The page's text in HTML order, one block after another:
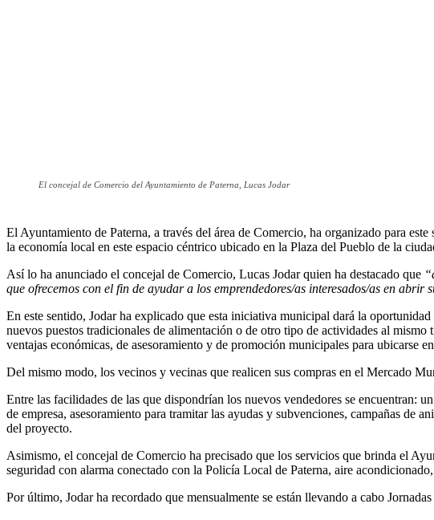
El concejal de Comercio del Ayuntamiento de Paterna, Lucas Jodar
El Ayuntamiento de Paterna, a través del área de Comercio, ha organizado para
la economía local en este espacio céntrico ubicado en la Plaza del Pueblo de la
Así lo ha anunciado el concejal de Comercio, Lucas Jodar quien ha destacado que
que ofrecemos con el fin de ayudar a los emprendedores/as interesados/as en
En este sentido, Jodar ha explicado que esta iniciativa municipal dará la
nuevos puestos tradicionales de alimentación o de otro tipo de actividades al
ventajas económicas, de asesoramiento y de promoción municipales para ubicarse
Del mismo modo, los vecinos y vecinas que realicen sus compras en el Mercado
Entre las facilidades de las que dispondrían los nuevos vendedores se encuentran:
de empresa, asesoramiento para tramitar las ayudas y subvenciones, campañas
del proyecto.
Asimismo, el concejal de Comercio ha precisado que los servicios que brinda el
seguridad con alarma conectado con la Policía Local de Paterna, aire
Por último, Jodar ha recordado que mensualmente se están llevando a cabo